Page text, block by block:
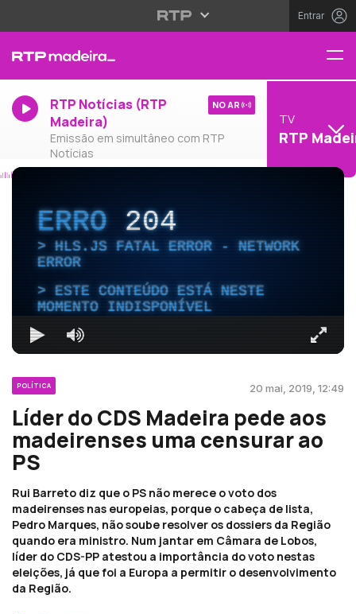
Entrar
RTP Notícias (RTP
Madeira)
Emissão em simultâneo com RTP
Notícias
NO AR
TV
RTP
ERRO204
HLS.JS FATAL ERROR - NETWORK
ERROR
ESTE CONTEÚDO ESTÁ NESTE
MOMENTO INDISPONÍVEL
POLÍTICA 20 mai, 2019, 12:49
Líder do CDS Madeira pede aos
madeirenses uma censurar ao
PS
Rui Barreto diz que o PS não merece o voto dos
madeirenses nas europeias, porque o cabeça de lista,
Pedro Marques, não soube resolver os dossiers da Região
quando era ministro. Num jantar em Câmara de Lobos,
líder do CDS-PP atestou a importância do voto nestas
eleições, já que foi a Europa a permitir o desenvolvimento
da Região.